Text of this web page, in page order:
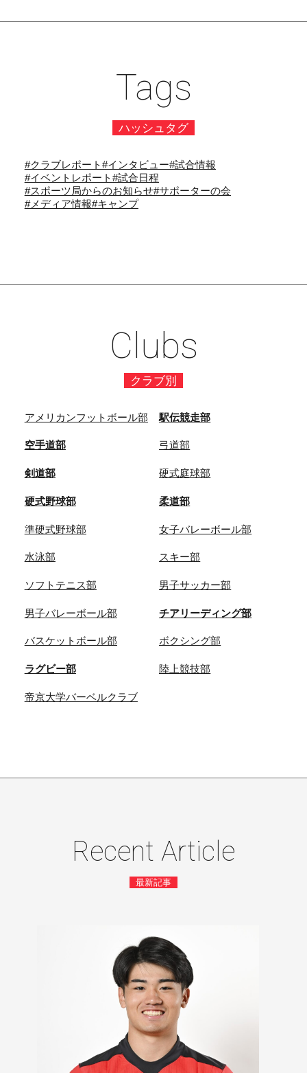
Tags
ハッシュタグ
#クラブレポート#インタビュー#試合情報
#イベントレポート#試合日程
#スポーツ局からのお知らせ#サポーターの会
#メディア情報#キャンプ
Clubs
クラブ別
アメリカンフットボール部 駅伝競走部
空手道部 弓道部
剣道部 硬式庭球部
硬式野球部 柔道部
準硬式野球部 女子バレーボール部
水泳部 スキー部
ソフトテニス部 男子サッカー部
男子バレーボール部 チアリーディング部
バスケットボール部 ボクシング部
ラグビー部 陸上競技部
帝京大学バーベルクラブ
Recent Article
最新記事